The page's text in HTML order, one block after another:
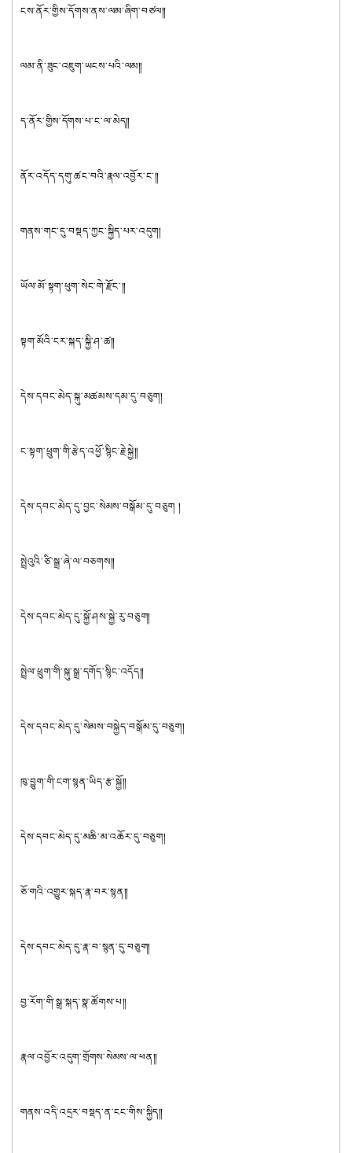
ངས་ནོར་གྱིས་དོགས་ནས་ལམ་ཞིག་བཙལ༎
ལམ་ནི་ཟུང་འཇུག་ཡངས་པའི་ལམ༎
ད་ནོར་གྱིས་དོགས་པ་ང་ལ་མེད༎
ནོར་འདོད་དགུ་ཚང་བའི་རྣལ་འབྱོར་ང་༎
གནས་གང་དུ་བསྡད་ཀྱང་སྐྱིད་པར་འདུག།
ཡོལ་མོ་སྟག་ཕུག་སེང་གེ་རྫོང་༎
སྟག་མོའི་ངར་སྐད་སྐྱི་ཤ་ཚ༎
དེས་དབང་མེད་སྐུ་མཚམས་དམ་དུ་བཅུག།
ང་སྟག་ཕྲུག་གི་རྩེད་འཕྱོ་སྙིང་རྗེ་སྐྱེ༎
དེས་དབང་མེད་དུ་བྱང་སེམས་བསྒོམ་དུ་བཅུག །
སྤྲེའུའི་ཙི་སྒྲ་ཞེ་ལ་བཅགས༎
དེས་དབང་མེད་དུ་སྐྱོ་ཤས་སྐྱེ་རུ་བཅུག།
སྤྲེལ་ཕྲུག་གི་སྐུ་སྒྲ་དགོད་སྙིང་འདོད༎
དེས་དབང་མེད་དུ་སེམས་བསྐྱེད་བསྒོམ་དུ་བཅུག།
ཁུ་བྱུག་གི་ངག་སྙན་ཡིད་རྩ་སྐྱོ༎
དེས་དབང་མེད་དུ་མཆི་མ་འཆོར་དུ་བཅུག།
ཅོ་གའི་འགྱུར་སྐད་རྣ་བར་སྙན༎
དེས་དབང་མེད་དུ་རྣ་བ་སྙན་དུ་བཅུག།
བྱ་རོག་གི་སྒྲ་སྐད་སྣ་ཚོགས་པ༎
རྣལ་འབྱོར་འདུག་གྲོགས་སེམས་ལ་ཕན༎
གནས་འདི་འདྲར་བསྡད་ན་ངང་གིས་སྐྱིད༎